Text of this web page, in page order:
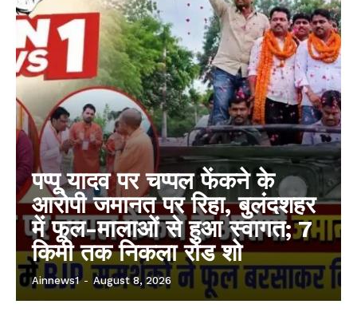
पप्पू यादव पर चप्पल फेंकने के
आरोपी जमानत पर रिहा, बुलंदशहर
में फूल-मालाओं से हुआ स्वागत; 7
किमी तक निकला रोड शो
Ainnews1 - August 8, 2026